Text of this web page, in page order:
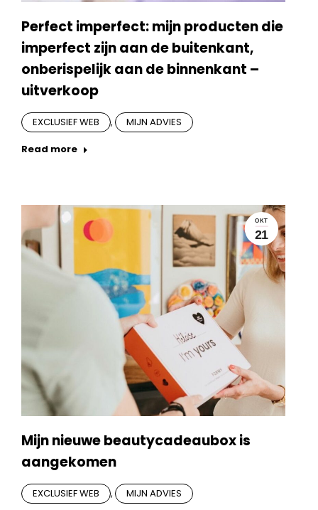
Perfect imperfect: mijn producten die
imperfect zijn aan de buitenkant,
onberispelijk aan de binnenkant –
uitverkoop
EXCLUSIEF WEB ,
MIJN ADVIES
Read more
OKT
21
Mijn nieuwe beautycadeaubox is
aangekomen
EXCLUSIEF WEB ,
MIJN ADVIES